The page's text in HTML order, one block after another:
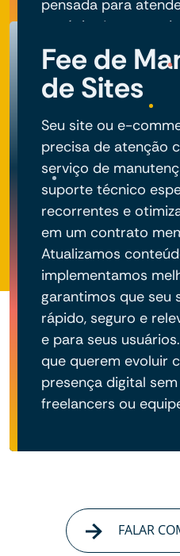
pensada para
negócio do seu
Fee de
de Sites
Seu site ou e-
precisa de atenção
serviço de
suporte técnico
recorrentes e
em um contrato
Atualizamos
implementamos
garantimos que seu
rápido, seguro e
e para seus
que querem evoluir
presença digital
freelancers ou
FALAR